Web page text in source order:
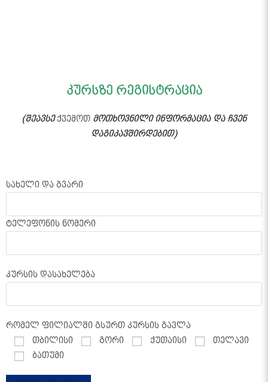
კურსზე რეგისტრაცია
(შეავსექვემოთ მოთხოვნილი ინფორმაცია და ჩვენ
დაგიკავშირდებით)
სახელი და გვარი
ტელეფონის ნომერი
კურსის დასახელება
რომელ ფილიალში გსურთ კურსის გავლა
თბილისი
გორი ქუთაისი
თელავი
ბათუმი